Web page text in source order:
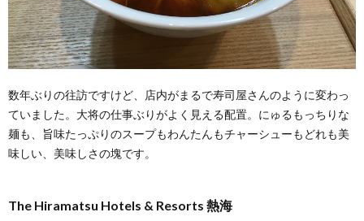
数年ぶりの往訪ですけど、店内がまるで寿司屋さんのように変わっ
ていました。大将の仕事ぶりがよく見える配置。にゅるもっちりな
麺も、旨味たっぷりのスープもわんたんもチャーシューもどれも美
味しい、美味しさの塊です。
The Hiramatsu Hotels & Resorts 熱海